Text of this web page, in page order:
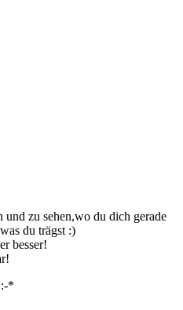
und zu sehen,wo du dich gerade
du trägst :)
besser!
*